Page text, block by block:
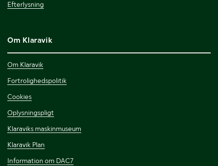
Efterlysning
Om Klaravik
Om Klaravik
Fortrolighedspolitik
Cookies
Oplysningspligt
Klaraviks maskinmuseum
Klaravik Plan
Information om DAC7